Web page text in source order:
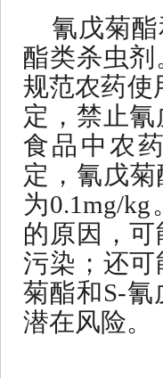
氰戊菊酯
酯类杀虫
规范农药使
定，禁止
食品中农
定，氰戊
为0.1mg/
的原因，
污染；还
菊酯和S-
潜在风险。